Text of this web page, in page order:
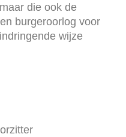
die ook de
burgeroorlog voor
wijze